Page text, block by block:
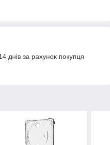
днів за рахунок покупця